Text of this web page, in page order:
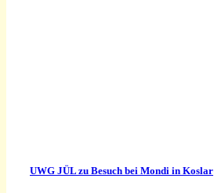
UWG JÜL zu Besuch bei Mondi in Koslar